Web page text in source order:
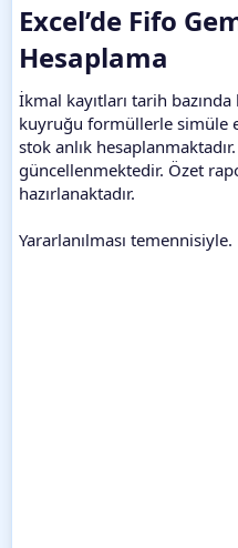
Excel’de Fifo
Hesaplama​
İkmal kayıtları tarih
kuyruğu formüllerle simüle
stok anlık
güncellenmektedir. Özet
hazırlanaktadır.
Yararlanılması temennisiyle.